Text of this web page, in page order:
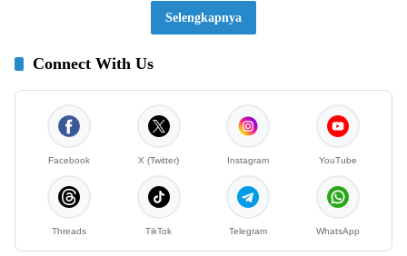
Selengkapnya
Connect With Us
Facebook X (Twitter) Instagram YouTube
Threads TikTok Telegram WhatsApp